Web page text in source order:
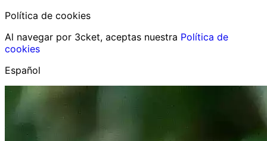
Política de cookies
Al navegar por 3cket, aceptas nuestra Política de
cookies
Español